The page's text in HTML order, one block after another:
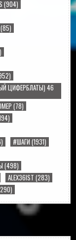
(904)
(85)
ЦИФЕРБЛАТЫ) 46
(78)
#ШАГИ (1931)
(498)
ALEX36IST (283)